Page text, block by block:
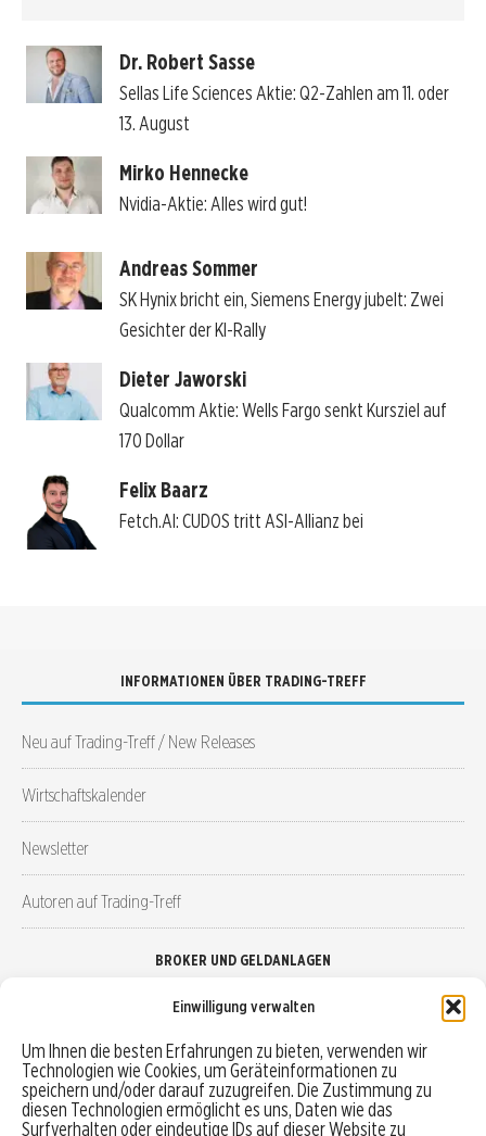
Einwilligung verwalten
Um Ihnen die besten Erfahrungen zu bieten, verwenden wir
Technologien wie Cookies, um Geräteinformationen zu
speichern und/oder darauf zuzugreifen. Die Zustimmung zu
diesen Technologien ermöglicht es uns, Daten wie das
Surfverhalten oder eindeutige IDs auf dieser Website zu
Dr. Robert Sasse
Sellas Life Sciences Aktie: Q2-Zahlen am 11. oder
13. August
Mirko Hennecke
Nvidia-Aktie: Alles wird gut!
Andreas Sommer
SK Hynix bricht ein, Siemens Energy jubelt: Zwei
Gesichter der KI-Rally
Dieter Jaworski
Qualcomm Aktie: Wells Fargo senkt Kursziel auf
170 Dollar
Felix Baarz
Fetch.AI: CUDOS tritt ASI-Allianz bei
INFORMATIONEN ÜBER TRADING-TREFF
Neu auf Trading-Treff / New Releases
Wirtschaftskalender
Newsletter
Autoren auf Trading-Treff
BROKER UND GELDANLAGEN
Robo-Advisor vergleichen
Depotvergleich